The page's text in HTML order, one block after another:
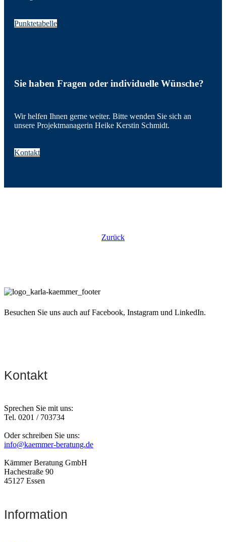
Punktetabelle
Sie haben Fragen oder individuelle Wünsche?
Wir helfen Ihnen gerne weiter. Bitte wenden Sie sich an
unsere Projektmanagerin Heike Kerstin Schmidt.
Kontakt
Zurück
Besuchen Sie uns auch auf Facebook, Instagram und LinkedIn.
Kontakt
Sprechen Sie mit uns:
Tel. 0201 / 703734
Oder schreiben Sie uns:
info@kaemmer-beratung.de
Kämmer Beratung GmbH
Hachestraße 90
45127 Essen
Information